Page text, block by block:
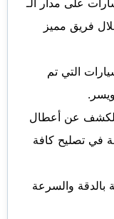
على مدار الـ
فريق مميز
التي تم
للكشف عن أعطال
في تصليح كافة
بالدقة والسرعة